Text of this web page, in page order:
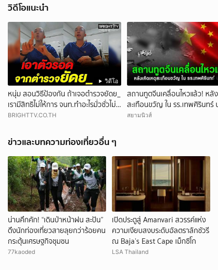
วิดีโอแนะนำ
วิดีโอ
หนุ่ม สอนวิธีป้องกัน ถ้าเจอตำรวจยัดย_
เรามีสิทธิไม่ให้การ จนท.ทำอะไรมั่วซั่วไม่
ได้
BRIGHTTV.CO.TH
สถานทูตจีนเคลื่อนไหวแล้ว! หลั
สะเทือนขวัญ ใน รร.เทพศิรินทร์
สยามนิวส์
ข่าวและบทความท่องเที่ยวอื่น ๆ
น่านคึกคัก! “เดินป่าหน้าฝน สะปัน”
ดึงนักท่องเที่ยวสายลุยกว่าร้อยคน
กระตุ้นเศรษฐกิจชุมชน
77kaoded
เปิดประตูสู่ Amanvari สวรรค์แห่ง
ความเงียบสงบระดับอัลตราลักชัวรี
ณ Baja’s East Cape เม็กซิโก
LSA Thailand